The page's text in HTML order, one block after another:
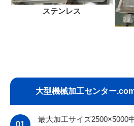
ステンレス
大型機械加工センター
01
最大加工サイズ2500×5000